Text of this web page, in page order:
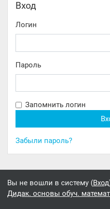
Вход
Логин
Пароль
Запомнить логин
Забыли пароль?
Вы не вошли в систему (Вход
Дидак. основы обуч.